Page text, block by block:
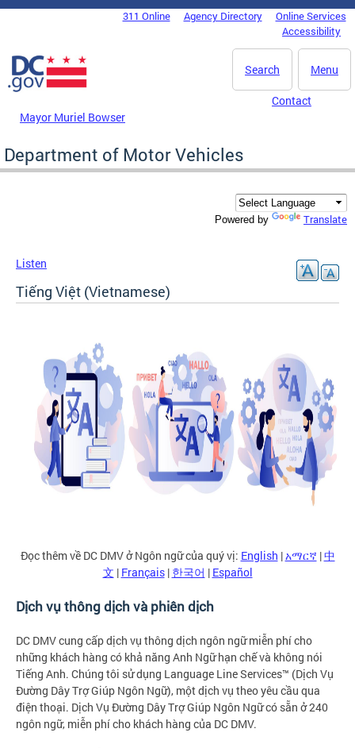
Skip to main content
DC Agency Top Menu311 Online Agency Directory
Online Services
Accessibility
Menu
Search
Mayor Muriel Bowser
Contact
Department of Motor Vehicles
Powered by Translate
Listen
Tiếng Việt (Vietnamese)
Đọc thêm về DC DMV ở Ngôn ngữ của quý vị: English |አማርኛ |中
文 | Français| 한국어 | Español
Dịch vụ thông dịch và phiên dịch
DC DMV cung cấp dịch vụ thông dịch ngôn ngữ miễn phí cho
những khách hàng có khả năng Anh Ngữ hạn chế và không nói
Tiếng Anh. Chúng tôi sử dụng Language Line Services™ (Dịch Vụ
Đường Dây Trợ Giúp Ngôn Ngữ), một dịch vụ theo yêu cầu qua
điện thoại. Dịch Vụ Đường Dây Trợ Giúp Ngôn Ngữ có sẵn ở 240
ngôn ngữ, miễn phí cho khách hàng của DC DMV.